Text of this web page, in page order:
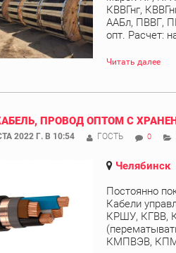
КВВГнг,
ААБл, ПВВГ,
опт. Расчет:
Читать далее
ПРОВОД ОПТОМ С
2022 Г. В 10:54 ГОСТЬ 0
Челябинск
Постоянно
Кабели
КРШУ, КГВВ,
КМПВЭВ,